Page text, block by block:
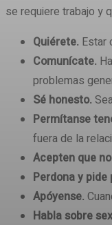
se requiere trabajo y
Quiérete. Estar
Comunícate.
problemas
Sé honesto.
Permítanse
fuera de la
Acepten que
Perdona y pide
Apóyense.
Habla sobre